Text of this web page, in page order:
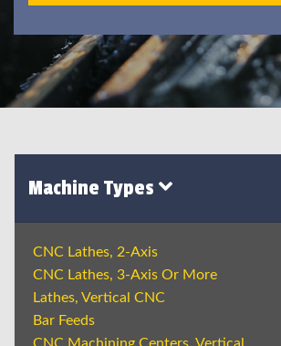
Machine Types
CNC Lathes, 2-Axis
CNC Lathes, 3-Axis Or More
Lathes, Vertical CNC
Bar Feeds